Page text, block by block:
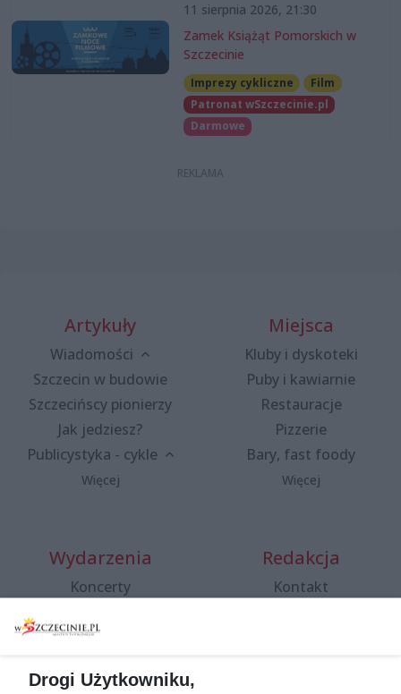
11 sierpnia 2026, 21:30
Zamek Książąt Pomorskich w
Szczecinie
Imprezy cykliczne
Film
Patronat wSzczecinie.pl
Darmowe
Artykuły
Wiadomości
Szczecin w budowie
Szczecińscy pionierzy
Jak jedziesz?
Publicystyka - cykle
Więcej
Miejsca
Kluby i dyskoteki
Puby i kawiarnie
Restauracje
Pizzerie
Bary, fast foody
Więcej
Wydarzenia
Koncerty
Spacery i oprowadzania
targi
Redakcja
Kontakt
Drogi Użytkowniku,